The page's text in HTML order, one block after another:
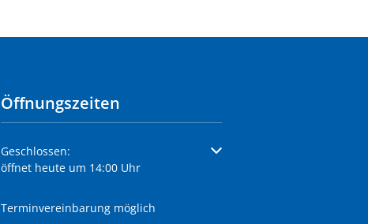
Öffnungszeiten
Klicken, um weitere Öffnungs- oder Schließzeiten auszublenden
Geschlossen:
öffnet heute um 14:00 Uhr
Terminvereinbarung möglich